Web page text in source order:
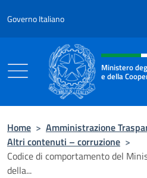
Governo Italiano
Intestazione sito,
Ministero
e della
Home > Amministrazione
Altri contenuti – corruzione >
Codice di comportamento del
della...